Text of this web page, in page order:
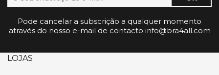
Pode cancelar a subscrição a qualquer momento
através do nosso e-mail de contacto info@bra4all.com
LOJAS